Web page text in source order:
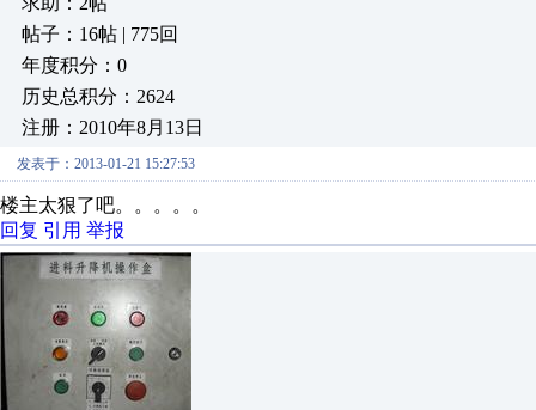
帖子：16帖 | 775回
年度积分：0
历史总积分：2624
注册：2010年8月13日
发表于：2013-01-21 15:27:53
楼主太狠了吧。。。。。
回复 引用 举报